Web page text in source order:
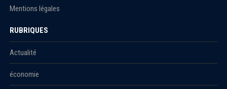
Mentions légales
RUBRIQUES
Actualité
économie